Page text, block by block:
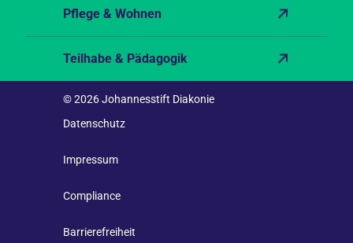
Medizinische Versorgung
Pflege & Wohnen
Teilhabe & Pädagogik
Datenschutz
Impressum
Compliance